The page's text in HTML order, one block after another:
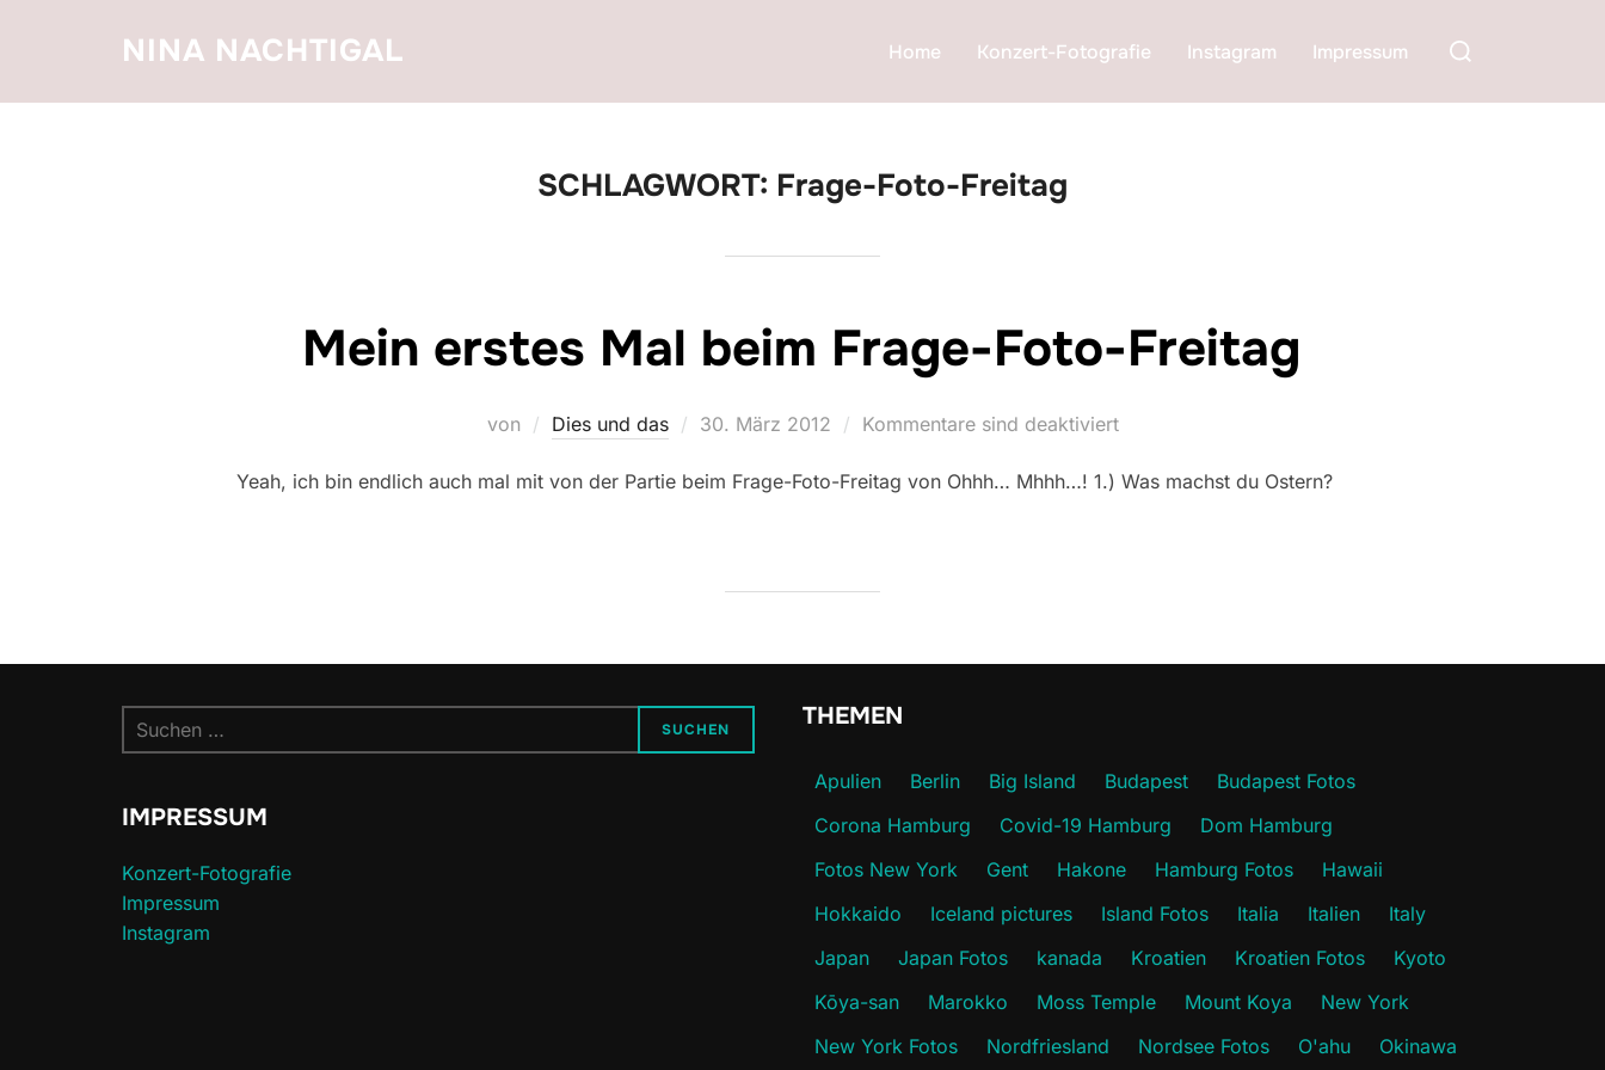
NINA NACHTIGAL Home Konzert-Fotografie Instagram Impressum
Suchen
SCHLAGWORT: Frage-Foto-Freitag
Mein erstes Mal beim Frage-Foto-Freitag
von Dies und das
Veröffentlicht
30. März 2012 Kommentare sind deaktiviert
Yeah, ich bin endlich auch mal mit von der Partie beim Frage-Foto-Freitag von Ohhh… Mhhh…! 1.) Was machst du Ostern?
Suchen
nach:
SUCHEN
IMPRESSUM
Konzert-Fotografie
Impressum
Instagram
THEMEN
Apulien Berlin Big Island Budapest
Budapest Fotos
Corona Hamburg
Covid-19 Hamburg
Dom Hamburg
Fotos New York
Gent Hakone Hamburg Fotos
Hawaii
Hokkaido
Iceland pictures Island Fotos Italia Italien
Italy
Japan
Japan Fotos kanada Kroatien Kroatien Fotos
Kyoto
Kōya-san
Marokko Moss Temple Mount Koya
New York
New York Fotos
Nordfriesland Nordsee Fotos O'ahu Okinawa